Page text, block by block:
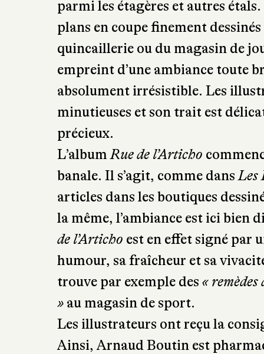
parmi les étagères et autres
plans en coupe finement
quincaillerie ou du magasin de
empreint d’une ambiance toute
absolument irrésistible. Les
minutieuses et son trait est
précieux.
L’albumRue de l’Articho
banale. Il s’agit, comme dansLes
articles dans les boutiques
la même, l’ambiance est ici bien
de l’Articho est en effet signé par
humour, sa fraîcheur et sa
trouve par exemple des « remèdes
»au magasin de sport.
Les illustrateurs ont reçu la
Ainsi, Arnaud Boutin est